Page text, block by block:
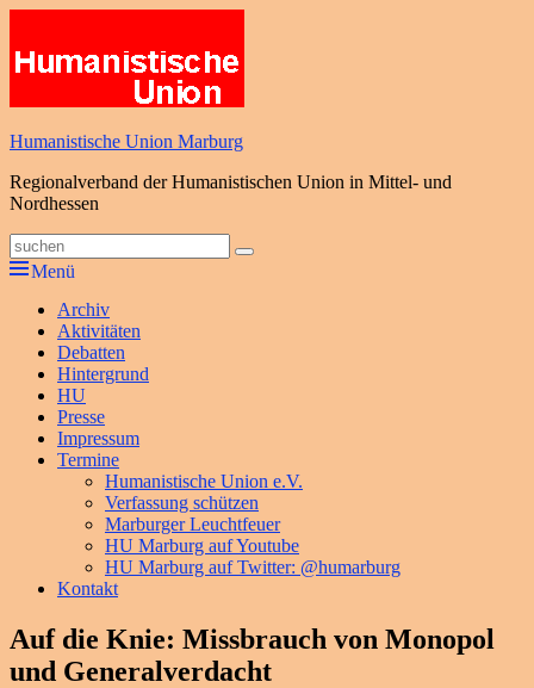
springen
Humanistische Union Marburg
Regionalverband der Humanistischen Union in Mittel- und
Nordhessen
Suche
nach:
Suchen
Menü
Primäres
Menü
Archiv
Aktivitäten
Debatten
Hintergrund
HU
Presse
Impressum
Termine
Humanistische Union e.V.
Verfassung schützen
Marburger Leuchtfeuer
HU Marburg auf Youtube
HU Marburg auf Twitter: @humarburg
Kontakt
Auf die Knie: Missbrauch von Monopol
und Generalverdacht